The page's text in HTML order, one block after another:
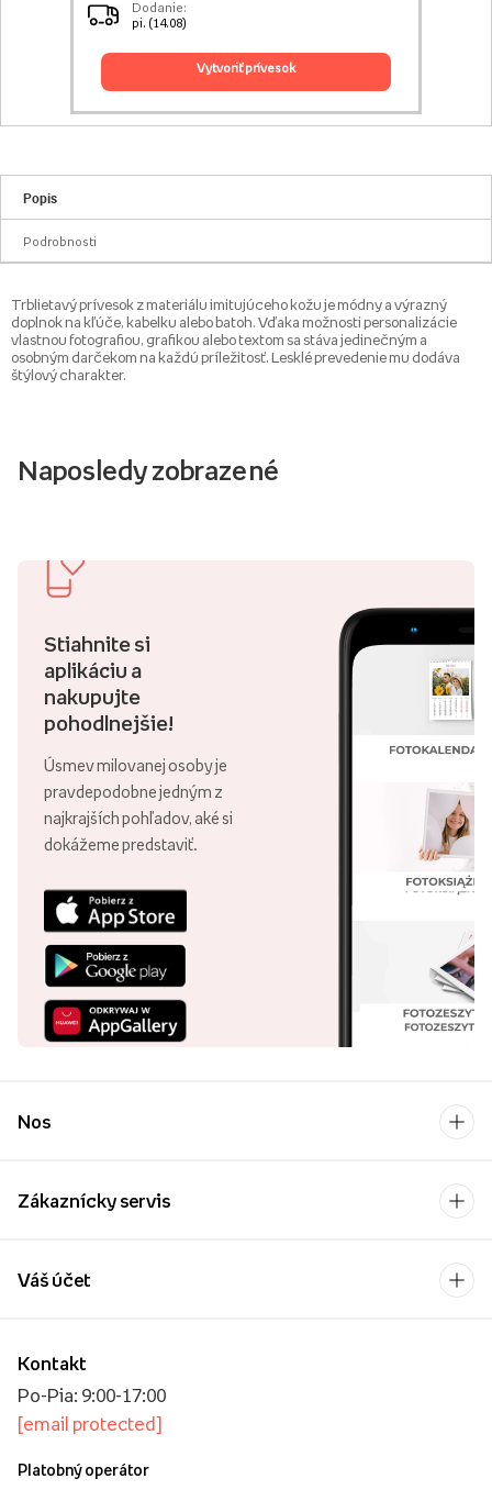
Dodanie:
pi. (14.08)
vytvoriť prívesok
Popis
Podrobnosti
Trblietavý prívesok z materiálu imitujúceho kožu je módny a výrazný
doplnok na kľúče, kabelku alebo batoh. Vďaka možnosti personalizácie
vlastnou fotografiou, grafikou alebo textom sa stáva jedinečným a
osobným darčekom na každú príležitosť. Lesklé prevedenie mu dodáva
štýlový charakter.
Naposledy zobrazené
Stiahnite si
aplikáciu a
nakupujte
pohodlnejšie!
Úsmev milovanej osoby je
pravdepodobne jedným z
najkrajších pohľadov, aké si
dokážeme predstaviť.
Nos
Zákaznícky servis
Kontakt
Po-Pia: 9:00-17:00
[email protected]
Platobný operátor
Váš účet